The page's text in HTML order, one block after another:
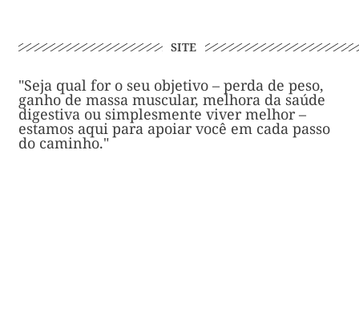
SITE
"Seja qual for o seu objetivo – perda de peso,
ganho de massa muscular, melhora da saúde
digestiva ou simplesmente viver melhor –
estamos aqui para apoiar você em cada passo
do caminho."